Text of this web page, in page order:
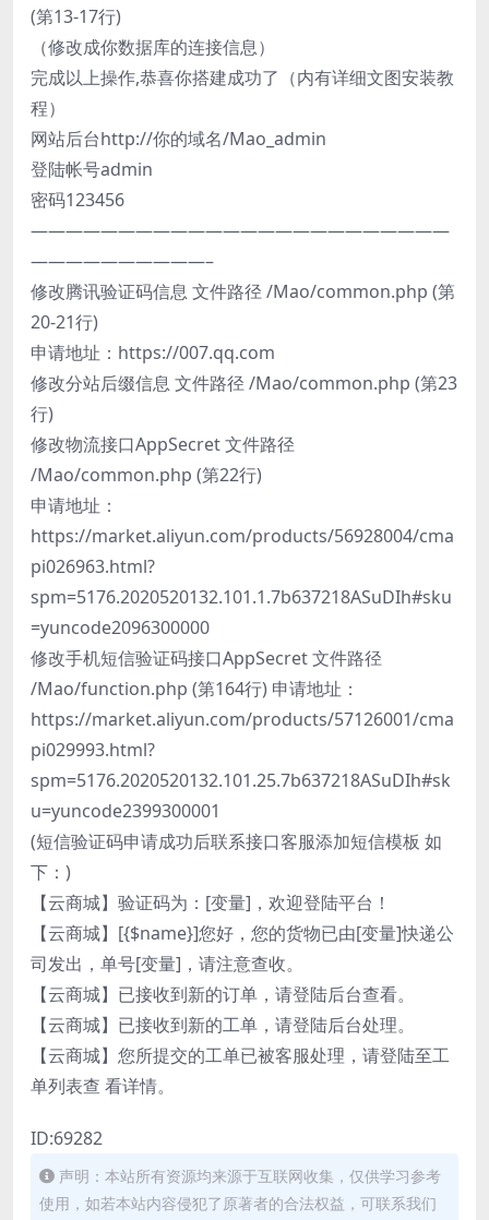
(第13-17行)
（修改成你数据库的连接信息）
完成以上操作,恭喜你搭建成功了（内有详细文图安装教
程）
网站后台http://你的域名/Mao_admin
登陆帐号admin
密码123456
————————————————————————
——————————–
修改腾讯验证码信息 文件路径 /Mao/common.php (第
20-21行)
申请地址：https://007.qq.com
修改分站后缀信息 文件路径 /Mao/common.php (第23
行)
修改物流接口AppSecret 文件路径
/Mao/common.php (第22行)
申请地址：
https://market.aliyun.com/products/56928004/cma
pi026963.html?
spm=5176.2020520132.101.1.7b637218ASuDIh#sku
=yuncode2096300000
修改手机短信验证码接口AppSecret 文件路径
/Mao/function.php (第164行) 申请地址：
https://market.aliyun.com/products/57126001/cma
pi029993.html?
spm=5176.2020520132.101.25.7b637218ASuDIh#sk
u=yuncode2399300001
(短信验证码申请成功后联系接口客服添加短信模板 如
下：)
【云商城】验证码为：[变量]，欢迎登陆平台！
【云商城】[{$name}]您好，您的货物已由[变量]快递公
司发出，单号[变量]，请注意查收。
【云商城】已接收到新的订单，请登陆后台查看。
【云商城】已接收到新的工单，请登陆后台处理。
【云商城】您所提交的工单已被客服处理，请登陆至工
单列表查 看详情。
ID:69282
声明：本站所有资源均来源于互联网收集，仅供学习参考
使用，如若本站内容侵犯了原著者的合法权益，可联系我们